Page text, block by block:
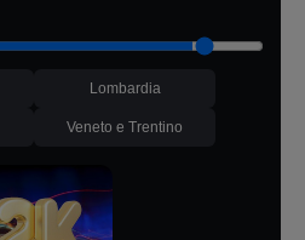
Lombardia
Veneto e Trentino